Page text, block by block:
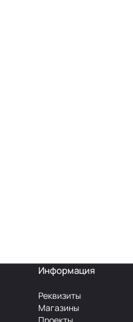
Информация
Реквизиты
Магазины